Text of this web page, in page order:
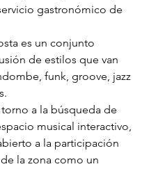
gastronómico de
es un conjunto
de estilos que van
funk, groove, jazz
a la búsqueda de
musical interactivo,
a la participación
la zona como un